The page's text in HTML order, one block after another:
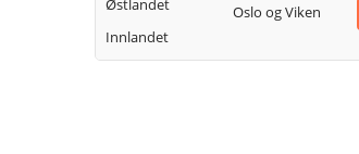
Østlandet
Innlandet
Oslo og Viken